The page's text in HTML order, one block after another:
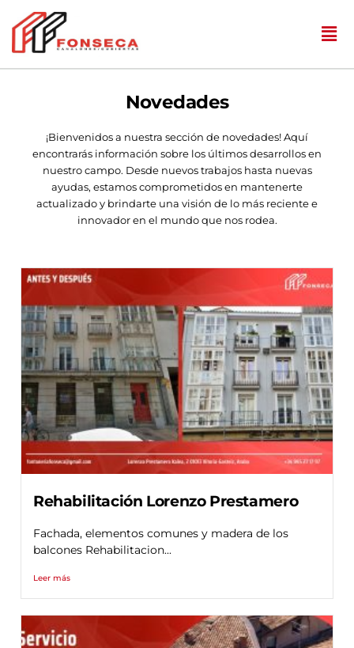
Novedades
¡Bienvenidos a nuestra sección de novedades! Aquí
encontrarás información sobre los últimos desarrollos en
nuestro campo. Desde nuevos trabajos hasta nuevas
ayudas, estamos comprometidos en mantenerte
actualizado y brindarte una visión de lo más reciente e
innovador en el mundo que nos rodea.
Rehabilitación Lorenzo Prestamero
Fachada, elementos comunes y madera de los
balcones Rehabilitacion...
Leer más